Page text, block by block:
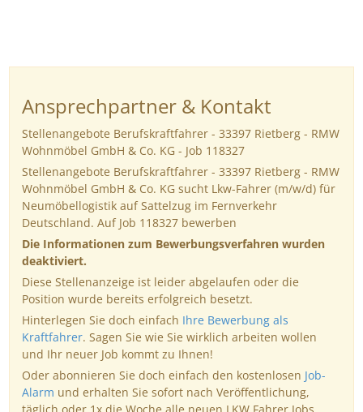
Ansprechpartner & Kontakt
Stellenangebote Berufskraftfahrer - 33397 Rietberg - RMW
Wohnmöbel GmbH & Co. KG - Job 118327
Stellenangebote Berufskraftfahrer - 33397 Rietberg - RMW
Wohnmöbel GmbH & Co. KG sucht Lkw-Fahrer (m/w/d) für
Neumöbellogistik auf Sattelzug im Fernverkehr
Deutschland. Auf Job 118327 bewerben
Die Informationen zum Bewerbungsverfahren wurden
deaktiviert.
Diese Stellenanzeige ist leider abgelaufen oder die
Position wurde bereits erfolgreich besetzt.
Hinterlegen Sie doch einfach Ihre Bewerbung als
Kraftfahrer. Sagen Sie wie Sie wirklich arbeiten wollen
und Ihr neuer Job kommt zu Ihnen!
Oder abonnieren Sie doch einfach den kostenlosen Job-
Alarm und erhalten Sie sofort nach Veröffentlichung,